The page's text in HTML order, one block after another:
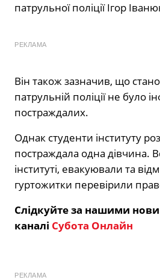
патрульної поліції Ігор
РЕКЛАМА
Він також зазначив, що
патрульній поліції не було
постраждалих.
Однак студенти інституту
постраждала одна дівчина.
інституті, евакуювали та
гуртожитки перевірили
Слідкуйте за нашими
каналі Субота Онлайн
РЕКЛАМА